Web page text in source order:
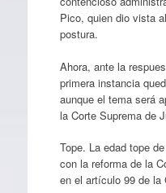
Pico, quien dio vista
postura.
Ahora, ante la
primera instancia
aunque el tema será
la Corte Suprema de
Tope. La edad tope
con la reforma de la
en el artículo 99 de la